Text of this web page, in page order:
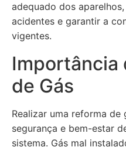
adequado dos
acidentes e garantir a
vigentes.
Importância
de Gás
Realizar uma reforma de
segurança e bem-estar
sistema. Gás mal